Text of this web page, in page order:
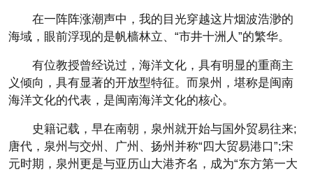
在一阵阵涨潮声中，我的目光穿越这片烟波浩渺的
海域，眼前浮现的是帆樯林立、“市井十洲人”的繁华。
有位教授曾经说过，海洋文化，具有明显的重商主
义倾向，具有显著的开放型特征。而泉州，堪称是闽南
海洋文化的代表，是闽南海洋文化的核心。
史籍记载，早在南朝，泉州就开始与国外贸易往来;
唐代，泉州与交州、广州、扬州并称“四大贸易港口”;宋
元时期，泉州更是与亚历山大港齐名，成为“东方第一大